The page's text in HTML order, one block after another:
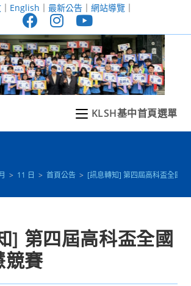
｜ English ｜ 最新公告｜ 網站導覽｜
KLSH基中首頁選單
> 11 日 > 首頁公告 > [訊息轉知] 第四屆高科盃全國
] 第四屆高科盃全國
競賽